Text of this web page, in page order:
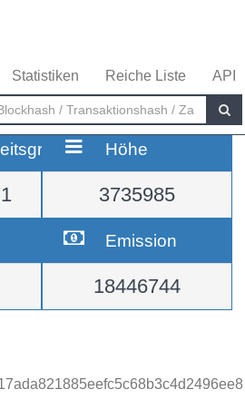
Statistiken Reiche Liste API
Höhe
3735985
Emission
18446744